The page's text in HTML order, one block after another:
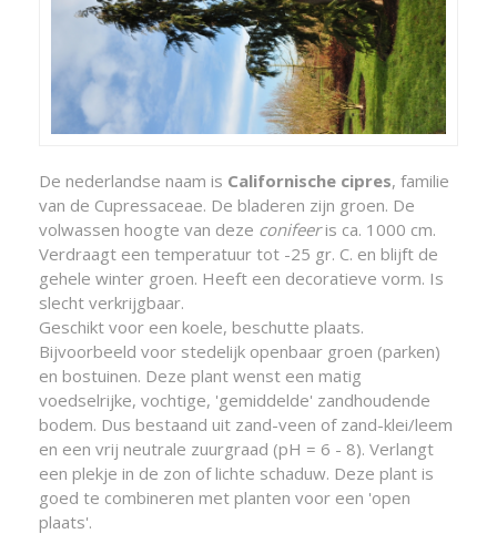
De nederlandse naam is Californische cipres, familie
van de Cupressaceae. De bladeren zijn groen. De
volwassen hoogte van deze conifeeris ca. 1000 cm.
Verdraagt een temperatuur tot -25 gr. C. en blijft de
gehele winter groen. Heeft een decoratieve vorm. Is
slecht verkrijgbaar.
Geschikt voor een koele, beschutte plaats.
Bijvoorbeeld voor stedelijk openbaar groen (parken)
en bostuinen. Deze plant wenst een matig
voedselrijke, vochtige, 'gemiddelde' zandhoudende
bodem. Dus bestaand uit zand-veen of zand-klei/leem
en een vrij neutrale zuurgraad (pH = 6 - 8). Verlangt
een plekje in de zon of lichte schaduw. Deze plant is
goed te combineren met planten voor een 'open
plaats'.